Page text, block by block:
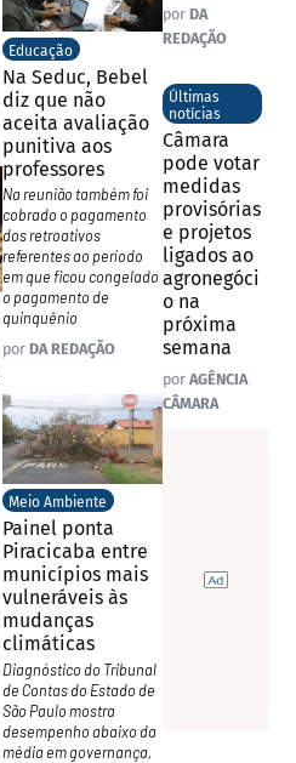
Educação
Na Seduc, Bebel
diz que não
aceita avaliação
punitiva aos
professores
Na reunião também foi
cobrado o pagamento
dos retroativos
referentes ao período
em que ficou congelado
o pagamento de
quinquênio
por DA REDAÇÃO
Meio Ambiente
Painel ponta
Piracicaba entre
municípios mais
vulneráveis às
mudanças
climáticas
Diagnóstico do Tribunal
de Contas do Estado de
São Paulo mostra
desempenho abaixo da
média em governança,
por DA
REDAÇÃO
Últimas
notícias
Câmara
pode votar
medidas
provisórias
e projetos
ligados ao
agronegóci
o na
próxima
semana
por AGÊNCIA
CÂMARA